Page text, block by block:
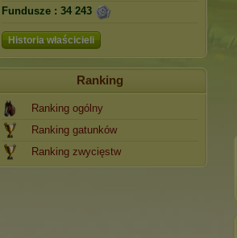
Fundusze : 34 243
Historia właścicieli
Ranking
Ranking ogólny
Ranking gatunków
Ranking zwycięstw